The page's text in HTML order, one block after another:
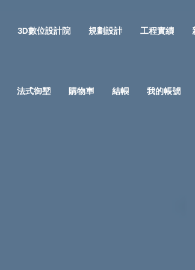
3D數位設計院 規劃設計 工程實績
法式御墅 購物車 結帳 我的帳號